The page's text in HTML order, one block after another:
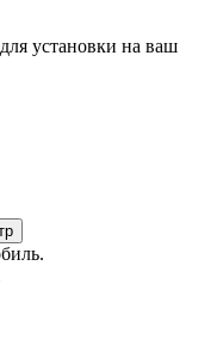
установки на ваш